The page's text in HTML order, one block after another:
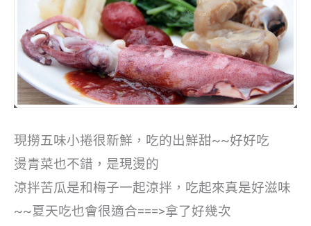
現撈五味小捲很新鮮，吃的出鮮甜~~好好吃
燙青菜也不錯，是現燙的
涼拌苦瓜是和梅子一起涼拌，吃起來真是好滋味
~~夏天吃也會很適合===>拿了好幾次